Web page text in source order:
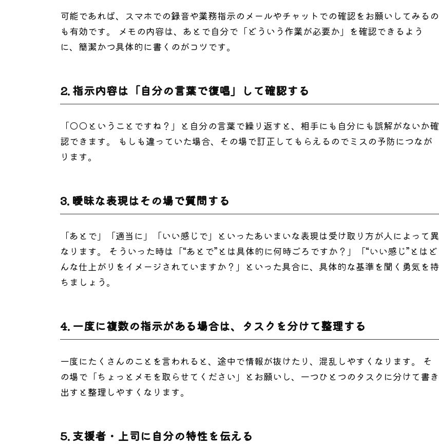
可能であれば、スマホでの録音や業務指示のメールやチャットでの確認をお願いしてみるの
も有効です。 メモの内容は、あとで自分で「どういう作業が必要か」を確認できるよう
に、簡潔かつ具体的に書くのがコツです。
2. 指示内容は「自分の言葉で復唱」して確認する
「◯◯ということですね？」と自分の言葉で繰り返すと、相手にも自分にも誤解がないか確
認できます。 もしも違っていた場合、その場で訂正してもらえるのでミスの予防につなが
ります。
3. 曖昧な表現はその場で質問する
「あとで」「適当に」「いい感じで」といったあいまいな表現は受け取り方が人によって異
なります。 そういった時は「“あとで”とは具体的に何時ごろですか？」「“いい感じ”とはど
んな仕上がりをイメージされていますか？」といった具合に、具体的な基準を聞く勇気を持
ちましょう。
4. 一度に複数の指示がある場合は、タスクを分けて整理する
一度にたくさんのことを言われると、途中で情報が抜けたり、混乱しやすくなります。 そ
の場で「ちょっとメモを取らせてください」とお願いし、一つひとつのタスクに分けて書き
出すと整理しやすくなります。
5. 支援者・上司に自分の特性を伝える